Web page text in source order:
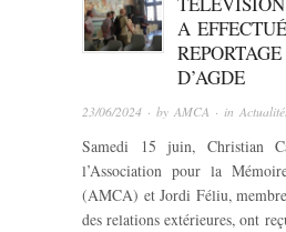
A
D’AGDE
23/06/2024 · by AMCA · in
Samedi 15 juin, Christian
l’Association pour la
(AMCA) et Jordi Féliu,
des relations extérieures, ont